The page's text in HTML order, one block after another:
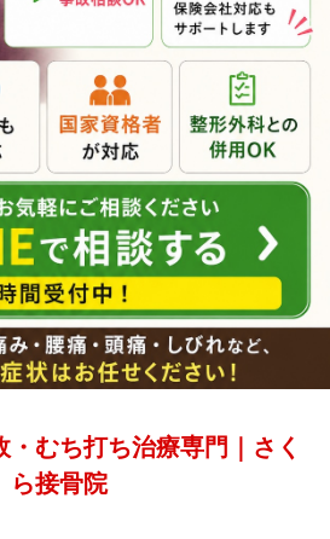
むち打ち治療専門｜さく
ら接骨院